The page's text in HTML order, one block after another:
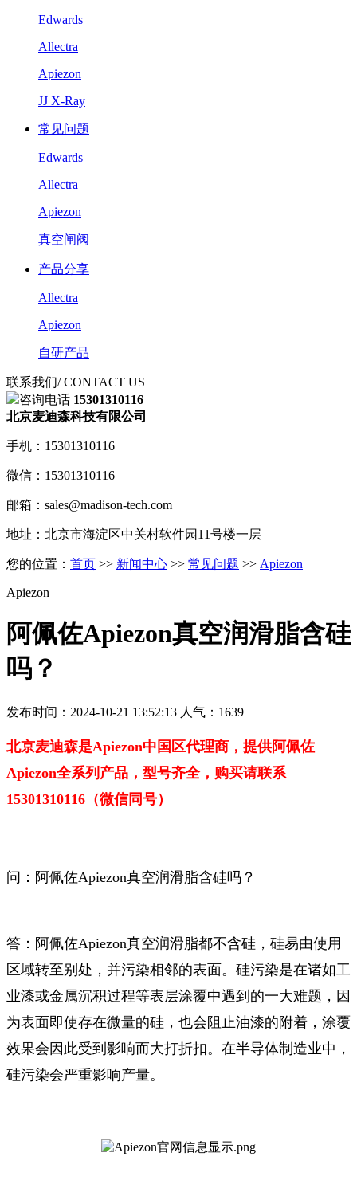
Edwards
Allectra
Apiezon
JJ X-Ray
常见问题
Edwards
Allectra
Apiezon
真空闸阀
产品分享
Allectra
Apiezon
自研产品
联系我们/ CONTACT US
咨询电话 15301310116
北京麦迪森科技有限公司
手机：15301310116
微信：15301310116
邮箱：sales@madison-tech.com
地址：北京市海淀区中关村软件园11号楼一层
您的位置： 首页 >> 新闻中心 >> 常见问题 >> Apiezon
Apiezon
阿佩佐Apiezon真空润滑脂含硅
吗？
发布时间：2024-10-21 13:52:13 人气：1639
北京麦迪森是Apiezon中国区代理商，提供阿佩佐
Apiezon全系列产品，型号齐全，购买请联系
15301310116（微信同号）
问：阿佩佐Apiezon真空润滑脂含硅吗？
答：阿佩佐Apiezon真空润滑脂都不含硅， 硅易由使用
区域转至别处，并污染相邻的表面。 硅污染是在诸如工
业漆或金属沉积过程等表层涂覆中遇到的一大难题，因
为表面即使存在微量的硅，也会阻止油漆的附着，涂覆
效果会因此受到影响而大打折扣。在半导体制造业中，
硅污染会严重影响产量。